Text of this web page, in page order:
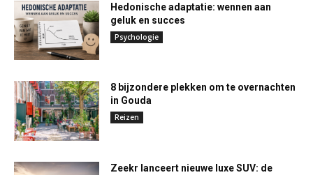
Hedonische adaptatie: wennen aan
geluk en succes
Psychologie
8 bijzondere plekken om te overnachten
in Gouda
Reizen
Zeekr lanceert nieuwe luxe SUV: de